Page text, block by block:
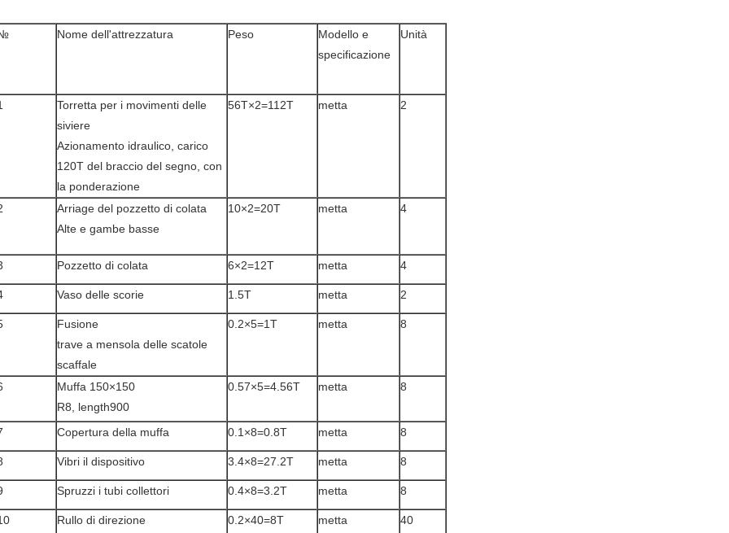
Nome dell'attrezzatura Peso
Modello e
specificazione
Unità
Torretta per i movimenti delle
siviere
Azionamento idraulico, carico
120T del braccio del segno, con
la ponderazione
56T×2=112T metta 2
Arriage del pozzetto di colata
Alte e gambe basse
10×2=20T metta 4
Pozzetto di colata 6×2=12T metta 4
Vaso delle scorie 1.5T metta 2
Fusione
trave a mensola delle scatole
scaffale
0.2×5=1T metta 8
Muffa 150×150
R8, length900
0.57×5=4.56T metta 8
Copertura della muffa 0.1×8=0.8T metta 8
Vibri il dispositivo 3.4×8=27.2T metta 8
Spruzzi i tubi collettori 0.4×8=3.2T metta 8
Rullo di direzione 0.2×40=8T metta 40